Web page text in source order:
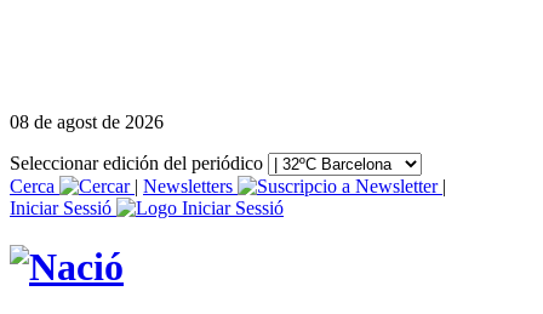
08 de agost de 2026
Seleccionar edición del periódico
Cerca
| Newsletters
|
Iniciar Sessió